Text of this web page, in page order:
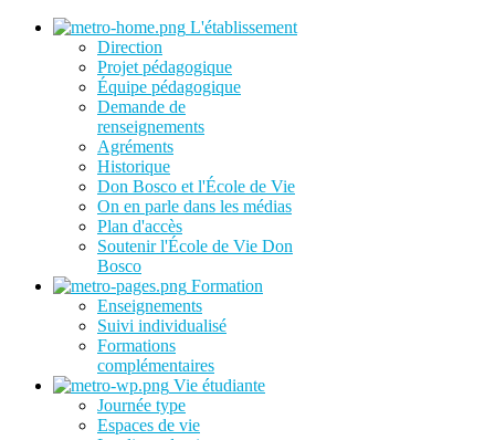
L'établissement
Direction
Projet pédagogique
Équipe pédagogique
Demande de
renseignements
Agréments
Historique
Don Bosco et l'École de Vie
On en parle dans les médias
Plan d'accès
Soutenir l'École de Vie Don
Bosco
Formation
Enseignements
Suivi individualisé
Formations
complémentaires
Vie étudiante
Journée type
Espaces de vie